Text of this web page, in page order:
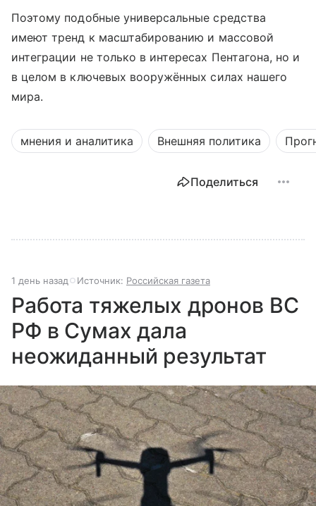
Поэтому подобные универсальные средства
имеют тренд к масштабированию и массовой
интеграции не только в интересах Пентагона, но и
в целом в ключевых вооружённых силах нашего
мира.
мнения и аналитика Внешняя политика
Поделиться
1 день назад Источник: Российская газета
Работа тяжелых дронов ВС
РФ в Сумах дала
неожиданный результат